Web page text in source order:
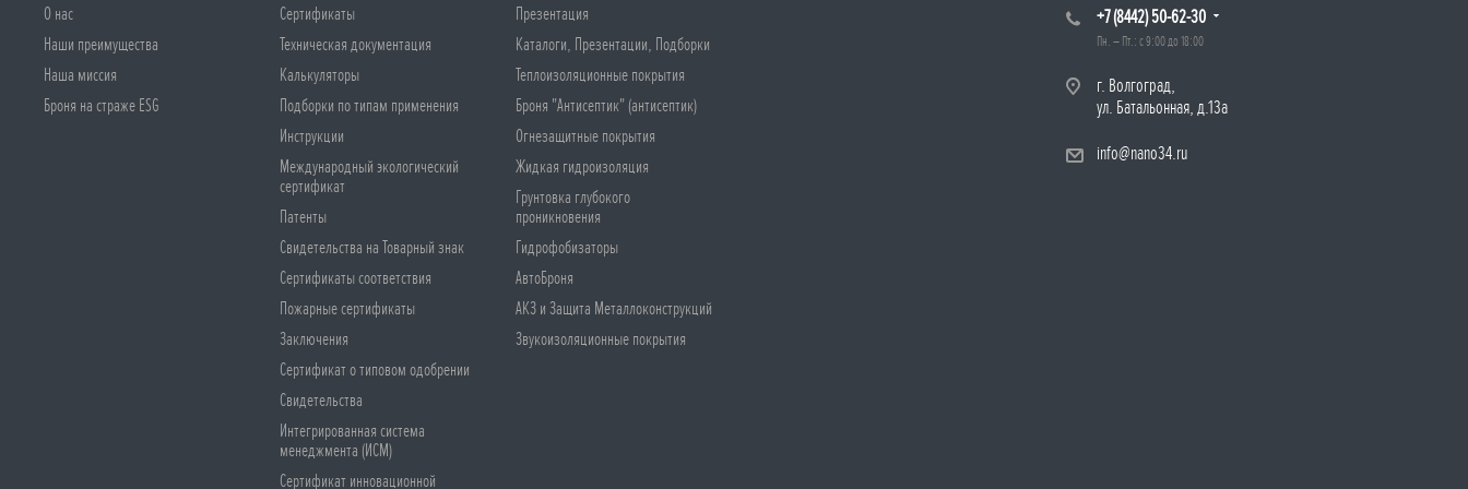
О нас
Наши преимущества
Наша миссия
Броня на страже ESG
Сертификаты
Техническая документация
Калькуляторы
Подборки по типам применения
Инструкции
Международный экологический
сертификат
Патенты
Свидетельства на Товарный знак
Сертификаты соответствия
Пожарные сертификаты
Заключения
Сертификат о типовом одобрении
Свидетельства
Интегрированная система
менеджмента (ИСМ)
Сертификат инновационной
Презентация
Каталоги, Презентации, Подборки
Теплоизоляционные покрытия
Броня "Антисептик" (антисептик)
Огнезащитные покрытия
Жидкая гидроизоляция
Грунтовка глубокого
проникновения
Гидрофобизаторы
АвтоБроня
АКЗ и Защита Металлоконструкций
Звукоизоляционные покрытия
+7 (8442) 50-62-30
Пн. – Пт.: с 9:00 до 18:00
г. Волгоград,
ул. Батальонная, д.13а
info@nano34.ru